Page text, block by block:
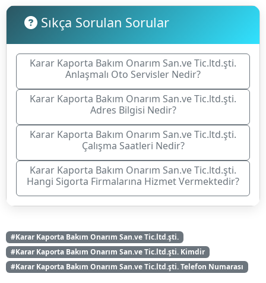
Sıkça Sorulan Sorular
Karar Kaporta Bakım Onarım San.ve Tic.ltd.şti.
Anlaşmalı Oto Servisler Nedir?
Karar Kaporta Bakım Onarım San.ve Tic.ltd.şti.
Adres Bilgisi Nedir?
Karar Kaporta Bakım Onarım San.ve Tic.ltd.şti.
Çalışma Saatleri Nedir?
Karar Kaporta Bakım Onarım San.ve Tic.ltd.şti.
Hangi Sigorta Firmalarına Hizmet Vermektedir?
#Karar Kaporta Bakım Onarım San.ve Tic.ltd.şti.
#Karar Kaporta Bakım Onarım San.ve Tic.ltd.şti. Kimdir
#Karar Kaporta Bakım Onarım San.ve Tic.ltd.şti. Telefon Numarası